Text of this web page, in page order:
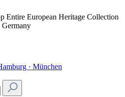
Entire European Heritage Collection
· München